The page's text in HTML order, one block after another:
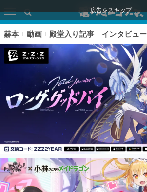
広告をスキップ
ピックアップ
赫本 動画 殿堂入り記事 インタビュー